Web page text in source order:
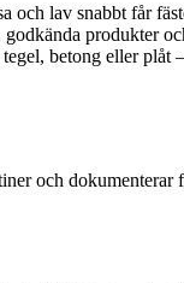
och lav snabbt får
godkända produkter
betong eller plåt
och dokumenterar